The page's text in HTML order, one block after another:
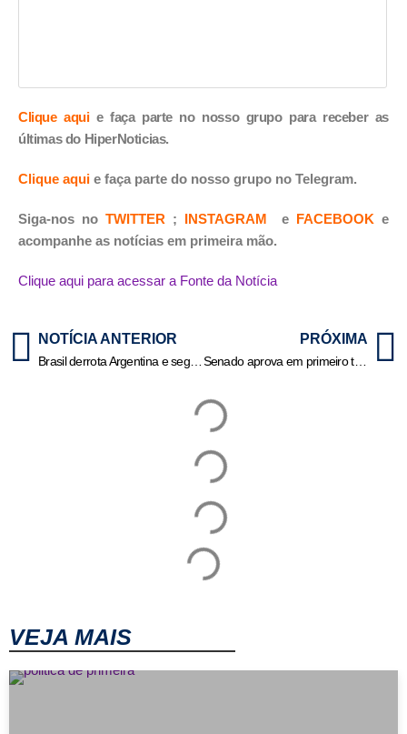
Clique aqui e faça parte no nosso grupo para receber as
últimas do HiperNoticias.
Clique aqui e faça parte do nosso grupo no Telegram.
Siga-nos no TWITTER ; INSTAGRAM e FACEBOOK e
acompanhe as notícias em primeira mão.
Clique aqui para acessar a Fonte da Notícia
NOTÍCIA ANTERIOR
Brasil derrota Argentina e segue líder na Liga das Nações Masculina
PRÓXIMA
Senado aprova em primeiro turno nova regra para precatórios
VEJA MAIS